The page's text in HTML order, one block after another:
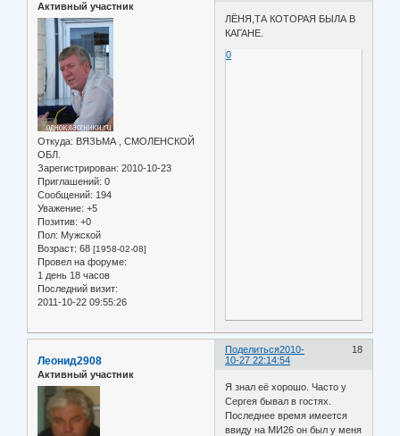
Активный участник
Откуда: ВЯЗЬМА , СМОЛЕНСКОЙ
ОБЛ.
Зарегистрирован: 2010-10-23
Приглашений: 0
Сообщений: 194
Уважение: +5
Позитив: +0
Пол: Мужской
Возраст: 68 [1958-02-08]
Провел на форуме:
1 день 18 часов
Последний визит:
2011-10-22 09:55:26
ЛЁНЯ,ТА КОТОРАЯ БЫЛА В
КАГАНЕ.
0
Поделиться 18
2010-
10-27 22:14:54
Леонид2908
Активный участник
Я знал её хорошо. Часто у
Сергея бывал в гостях.
Последнее время имеется
ввиду на МИ26 он был у меня